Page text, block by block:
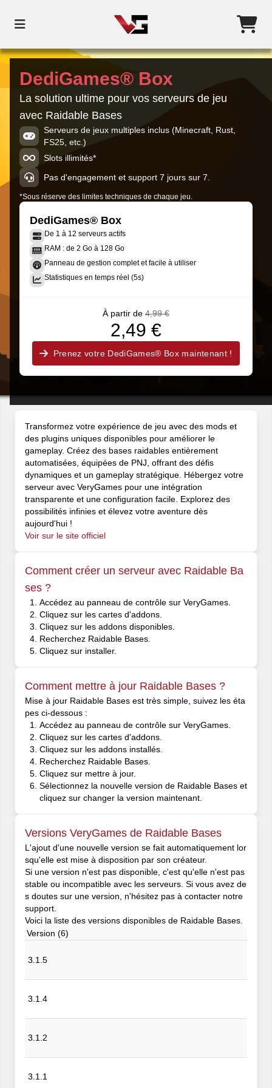
DediGames® Box
La solution ultime pour vos serveurs de jeu
avec Raidable Bases
Serveurs de jeux multiples inclus (Minecraft, Rust,
FS25, etc.)
Slots illimités*
Pas d'engagement et support 7 jours sur 7.
*Sous réserve des limites techniques de chaque jeu.
DediGames® Box
De 1 à 12 serveurs actifs
RAM : de 2 Go à 128 Go
Panneau de gestion complet et facile à utiliser
Statistiques en temps réel (5s)
À partir de 4,99 €
2,49 €
Prenez votre DediGames® Box maintenant !
Transformez votre expérience de jeu avec des mods et
des plugins uniques disponibles pour améliorer le
gameplay. Créez des bases raidables entièrement
automatisées, équipées de PNJ, offrant des défis
dynamiques et un gameplay stratégique. Hébergez votre
serveur avec VeryGames pour une intégration
transparente et une configuration facile. Explorez des
possibilités infinies et élevez votre aventure dès
aujourd'hui !
Voir sur le site officiel
Comment créer un serveur avec Raidable Ba
ses ?
Accédez au panneau de contrôle sur VeryGames.
Cliquez sur les cartes d'addons.
Cliquez sur les addons disponibles.
Recherchez Raidable Bases.
Cliquez sur installer.
Comment mettre à jour Raidable Bases ?
Mise à jour Raidable Bases est très simple, suivez les éta
pes ci-dessous :
Accédez au panneau de contrôle sur VeryGames.
Cliquez sur les cartes d'addons.
Cliquez sur les addons installés.
Recherchez Raidable Bases.
Cliquez sur mettre à jour.
Sélectionnez la nouvelle version de Raidable Bases et
cliquez sur changer la version maintenant.
Versions VeryGames de Raidable Bases
L'ajout d'une nouvelle version se fait automatiquement lor
squ'elle est mise à disposition par son créateur.
Si une version n'est pas disponible, c'est qu'elle n'est pas
stable ou incompatible avec les serveurs. Si vous avez de
s doutes sur une version, n'hésitez pas à contacter notre
support.
Voici la liste des versions disponibles de Raidable Bases.
Version (6)
3.1.5
3.1.4
3.1.2
3.1.1